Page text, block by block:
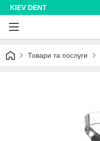
KIEV DENT
Товари та послуги